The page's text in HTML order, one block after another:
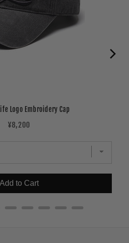
Logo Embroidery Cap
Price
¥8,200
Add to Cart